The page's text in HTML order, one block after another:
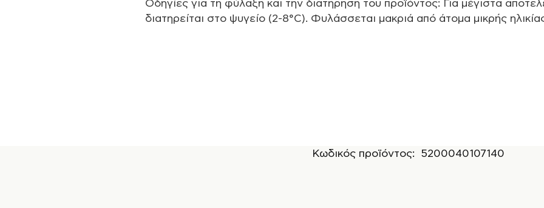
Οδηγίες για τη φύλαξη και την διατήρηση του προϊόντος: Για μέγιστα
διατηρείται στο ψυγείο (2-8°C). Φυλάσσεται μακριά από άτομα μικρής
Κωδικός προϊόντος: 5200040107140